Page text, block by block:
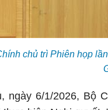
chủ trì Phiên họp
ngày 6/1/2026, Bộ